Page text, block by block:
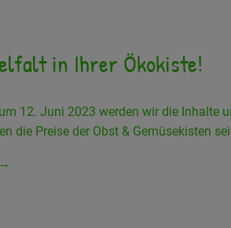
in Ihrer Ökokiste!
12. Juni 2023 werden wir die Inhalte
die Preise der Obst & Gemüsekisten